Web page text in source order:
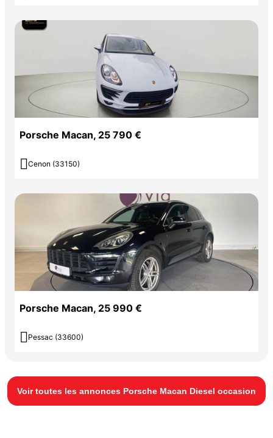
Porsche Macan, 25 790 €
 Cenon (33150)
Porsche Macan, 25 990 €
 Pessac (33600)
Voir toutes les annonces Porsche Macan Diesel occasion